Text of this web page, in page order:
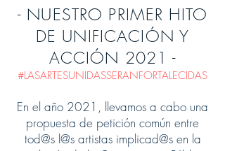
- NUESTRO PRIMER HITO
DE UNIFICACIÓN Y
ACCIÓN 2021 -
#LASARTESUNIDASSERANFORTALECIDAS
En el año 2021, llevamos a cabo una
propuesta de petición común entre
tod@s l@s artistas implicad@s en la